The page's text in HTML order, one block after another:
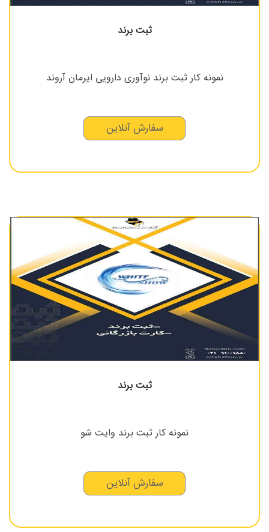
ثبت برند
نمونه کار ثبت برند نوآوری دارویی ایرمان آروند
سفارش آنلاین
ثبت برند
نمونه کار ثبت برند وایت شو
سفارش آنلاین